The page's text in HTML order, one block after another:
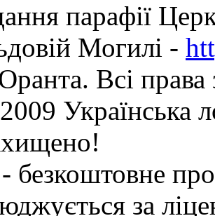
парафії
Могилі -
Всі
Українська
- безкоштовне
за